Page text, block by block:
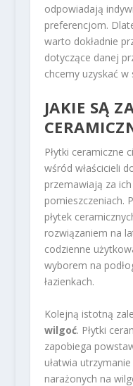
odpowiadają
preferencjom.
warto dokładnie
dotyczące danej
chcemy uzyskać
JAKIE SĄ
Płytki ceramiczne
wśród właścicieli
przemawiają za
pomieszczeniach.
płytek
rozwiązaniem na
codzienne
wyborem na
łazienkach.
Kolejną istotną
wilgoć. Płytki
zapobiega
ułatwia
narażonych na